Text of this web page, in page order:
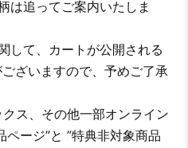
は追ってご案内いたしま
して、カートが公開される
ざいますので、予めご了承
ス、その他一部オンライン
ページ”と ”特典非対象商品